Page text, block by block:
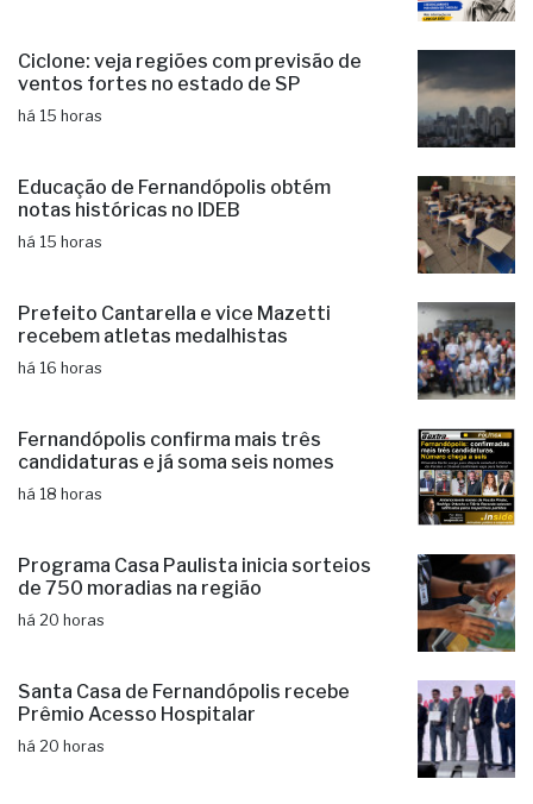
Ciclone: veja regiões com previsão de
ventos fortes no estado de SP
há 15 horas
Educação de Fernandópolis obtém
notas históricas no IDEB
há 15 horas
Prefeito Cantarella e vice Mazetti
recebem atletas medalhistas
há 16 horas
Fernandópolis confirma mais três
candidaturas e já soma seis nomes
há 18 horas
Programa Casa Paulista inicia sorteios
de 750 moradias na região
há 20 horas
Santa Casa de Fernandópolis recebe
Prêmio Acesso Hospitalar
há 20 horas